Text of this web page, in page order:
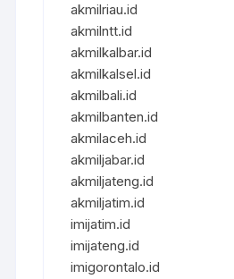
akmilriau.id
akmilntt.id
akmilkalbar.id
akmilkalsel.id
akmilbali.id
akmilbanten.id
akmilaceh.id
akmiljabar.id
akmiljateng.id
akmiljatim.id
imijatim.id
imijateng.id
imigorontalo.id